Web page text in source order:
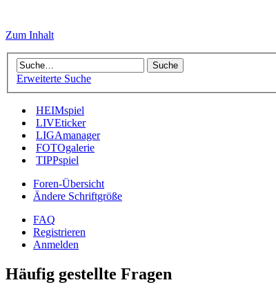
Zum Inhalt
Erweiterte Suche
HEIMspiel
LIVEticker
LIGAmanager
FOTOgalerie
TIPPspiel
Foren-Übersicht
Ändere Schriftgröße
FAQ
Registrieren
Anmelden
Häufig gestellte Fragen